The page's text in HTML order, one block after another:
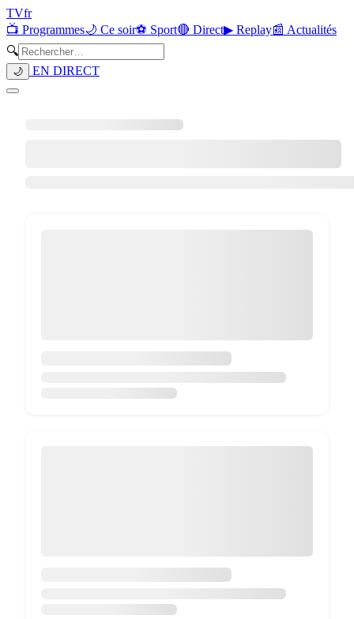
TVfr
📺 Programmes🌙 Ce soir⚽ Sport🔴 Direct▶ Replay📰 Actualités
🔍
🌙 EN DIRECT